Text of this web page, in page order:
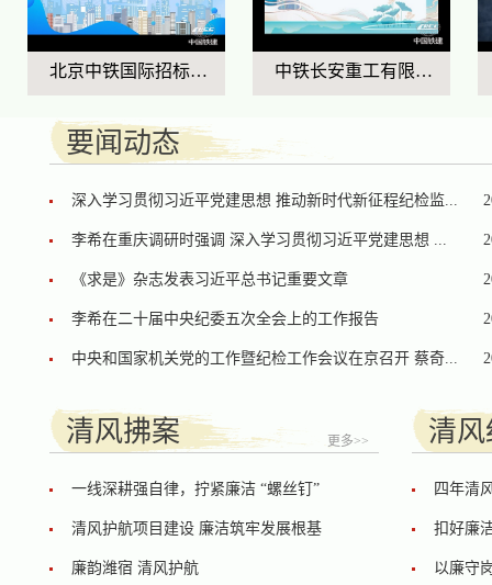
北京中铁国际招标有限公司：招投标领域... 中铁长安重工有限公司：廉洁科学实验课...
要闻动态
深入学习贯彻习近平党建思想 推动新时代新征程纪检监...
李希在重庆调研时强调 深入学习贯彻习近平党建思想 ...
《求是》杂志发表习近平总书记重要文章
李希在二十届中央纪委五次全会上的工作报告
中央和国家机关党的工作暨纪检工作会议在京召开 蔡奇...
清风拂案 更多>>
一线深耕强自律，拧紧廉洁 “螺丝钉”
清风护航项目建设 廉洁筑牢发展根基
廉韵潍宿 清风护航
清
四年清
扣好廉
以廉守